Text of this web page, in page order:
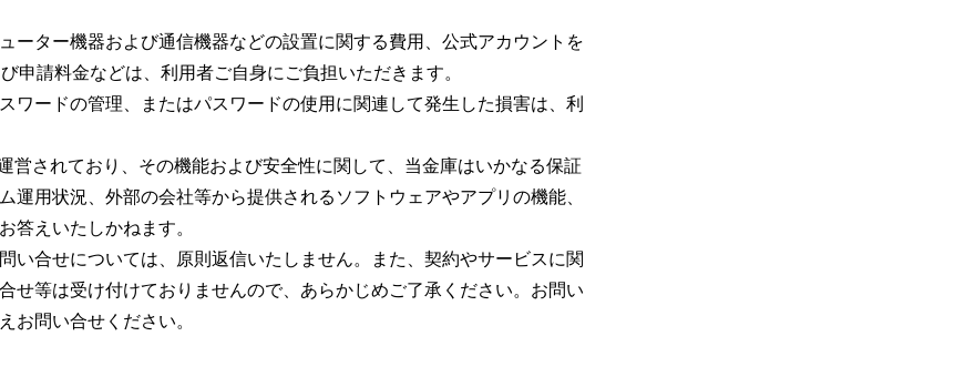
ーター機器および通信機器などの設置に関する費用、公式アカウントを
申請料金などは、利用者ご自身にご負担いただきます。
ワードの管理、またはパスワードの使用に関連して発生した損害は、利
営されており、その機能および安全性に関して、当金庫はいかなる保証
用状況、外部の会社等から提供されるソフトウェアやアプリの機能、
答えいたしかねます。
い合せについては、原則返信いたしません。また、契約やサービスに関
せ等は受け付けておりませんので、あらかじめご了承ください。お問い
お問い合せください。